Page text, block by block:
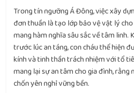
Trong tín ngưỡng Á Đông, việc xây
đơn thuần là tạo lớp bảo vệ vật lý
mang hàm nghĩa sâu sắc về tâm linh.
trước lúc an táng, con cháu thể hiện
kính và tinh thần trách nhiệm với tổ
mang lại sự an tâm cho gia đình, rằng
chốn yên nghỉ vững bền.